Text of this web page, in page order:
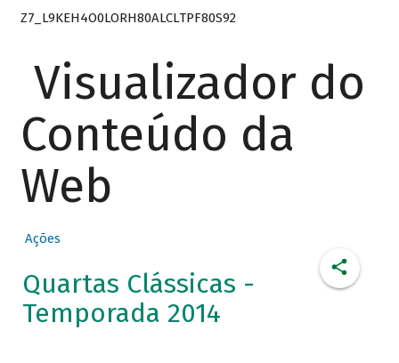
Z7_L9KEH4O0LORH80ALCLTPF80S92
Visualizador do
Conteúdo da
Web
Ações
Quartas Clássicas -
Temporada 2014